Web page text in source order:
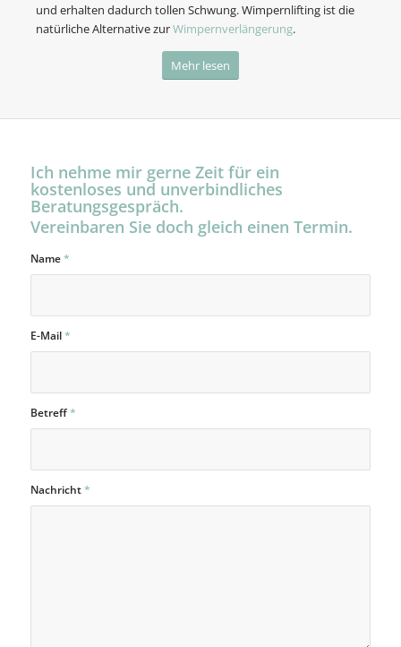
und erhalten dadurch tollen Schwung. Wimpernlifting ist die
natürliche Alternative zurWimpernverlängerung.
Mehr lesen
Ich nehme mir gerne Zeit für ein
kostenloses und unverbindliches
Beratungsgespräch.
Vereinbaren Sie doch gleich einen Termin.
Name*
E-Mail*
Betreff*
Nachricht*